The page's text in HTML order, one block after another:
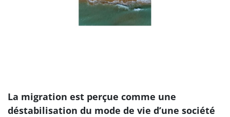
La migration est perçue comme une
déstabilisation du mode de vie d’une société